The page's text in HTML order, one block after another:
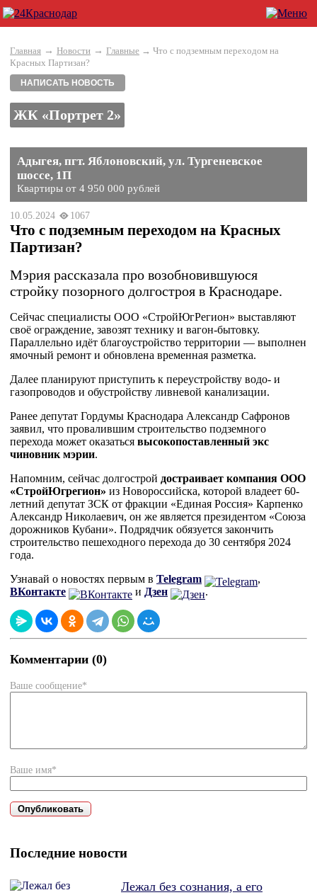
Главная → Новости → Главные → Что с подземным переходом на
Красных Партизан?
НАПИСАТЬ НОВОСТЬ
ЖК «Портрет 2»
Адыгея, пгт. Яблоновский, ул. Тургеневское
шоссе, 1П
Квартиры от 4 950 000 рублей
10.05.2024 1067
Что с подземным переходом на Красных
Партизан?
Мэрия рассказала про возобновившуюся
стройку позорного долгостроя в Краснодаре.
Сейчас специалисты ООО «СтройЮгРегион» выставляют
своё ограждение, завозят технику и вагон-бытовку.
Параллельно идёт благоустройство территории — выполнен
ямочный ремонт и обновлена временная разметка.
Далее планируют приступить к переустройству водо- и
газопроводов и обустройству ливневой канализации.
Ранее депутат Гордумы Краснодара Александр Сафронов
заявил, что провалившим строительство подземного
перехода может оказаться высокопоставленный экс
чиновник мэрии.
Напомним, сейчас долгострой достраивает компания ООО
«СтройЮгрегион» из Новороссийска, которой владеет 60-
летний депутат ЗСК от фракции «Единая Россия» Карпенко
Александр Николаевич, он же является президентом «Союза
дорожников Кубани». Подрядчик обязуется закончить
строительство пешеходного перехода до 30 сентября 2024
года.
Узнавай о новостях первым в Telegram
,
ВКонтакте
и Дзен .
Комментарии (0)
Ваше сообщение*
Ваше имя*
Последние новости
Лежал без сознания, а его